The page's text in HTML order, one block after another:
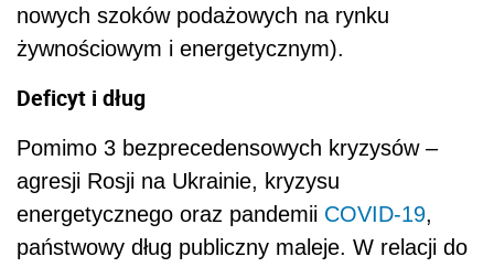
nowych szoków podażowych na rynku
żywnościowym i energetycznym).
Deficyt i dług
Pomimo 3 bezprecedensowych kryzysów –
agresji Rosji na Ukrainie, kryzysu
energetycznego oraz pandemii COVID-19,
państwowy dług publiczny maleje. W relacji do